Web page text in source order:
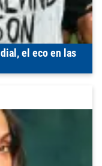
el eco en las